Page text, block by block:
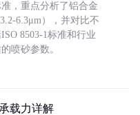
，重点分析了铝合金
6.3μm），并对比不
8503-1标准和行业
喷砂参数。
载力详解